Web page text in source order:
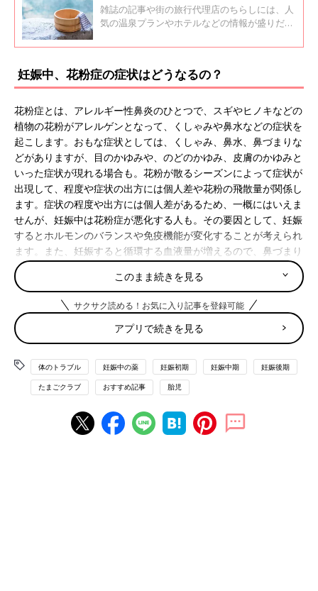
雑誌の記事や街の旅行代理店のちらしには、人
気の温泉プランやホテルなどの情報が盛りだく
なかの赤ちゃんに影響しないのか？ 温泉旅行
るところ。妊娠中の温泉について、疑問や不安
におこたえします！
妊娠中、花粉症の症状はどうなるの？
花粉症とは、アレルギー性鼻炎のひとつで、スギやヒノキなどの
植物の花粉がアレルゲンとなって、くしゃみや鼻水などの症状を
起こします。おもな症状としては、くしゃみ、鼻水、鼻づまりな
どがありますが、目のかゆみや、のどのかゆみ、皮膚のかゆみと
いった症状が現れる場合も。花粉が散るシーズンによって症状が
出現して、程度や症状の出方には個人差や花粉の飛散量が関係し
ます。症状の程度や出方には個人差があるため、一概にはいえま
せんが、妊娠中は花粉症が悪化する人も。その要因として、妊娠
するとホルモンのバランスや免疫機能が変化することが考えられ
ます。また、妊娠すると循環する血液量が増えるので、鼻づまり
がひどくなる場合もあります。妊娠中はそうでなくても体調の変
化があり、大変な時期。花粉症が重なるのはつらいものです。シ
ーズンが始まる前から対策を考えておくことが大切です。
花粉症だと赤ちゃんになにか影響はあるの？
このまま続きを見る
サクサク読める！お気に入り記事を登録可能
アプリで続きを見る
体のトラブル 妊娠中の薬 妊娠初期 妊娠中期 妊娠後期
たまごクラブ おすすめ記事 胎児